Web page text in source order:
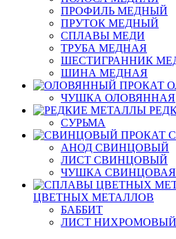
ПРОФИЛЬ МЕДНЫЙ
ПРУТОК МЕДНЫЙ
СПЛАВЫ МЕДИ
ТРУБА МЕДНАЯ
ШЕСТИГРАННИК
ШИНА МЕДНАЯ
ЧУШКА ОЛОВЯННАЯ
СУРЬМА
АНОД СВИНЦОВЫЙ
ЛИСТ СВИНЦОВЫЙ
ЧУШКА СВИНЦОВАЯ
ЦВЕТНЫХ МЕТАЛЛОВ
БАББИТ
ЛИСТ НИХРОМОВЫЙ